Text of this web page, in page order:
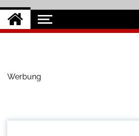
Flensburg-
Nachrichten für
Umgebung
Werbung